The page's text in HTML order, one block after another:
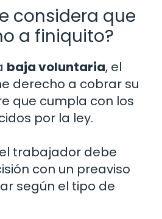
considera que
a finiquito?
baja voluntaria, el
derecho a cobrar su
que cumpla con los
por la ley.
trabajador debe
con un preaviso
según el tipo de